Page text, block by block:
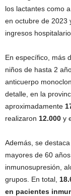
los lactantes como
en octubre de 2023
ingresos
En específico, más
niños de hasta 2
anticuerpo
detalle, en la
aproximadamente
realizaron 12.000 y
Además, se
mayores de 60
inmunosupresión,
grupos. En total,
en pacientes